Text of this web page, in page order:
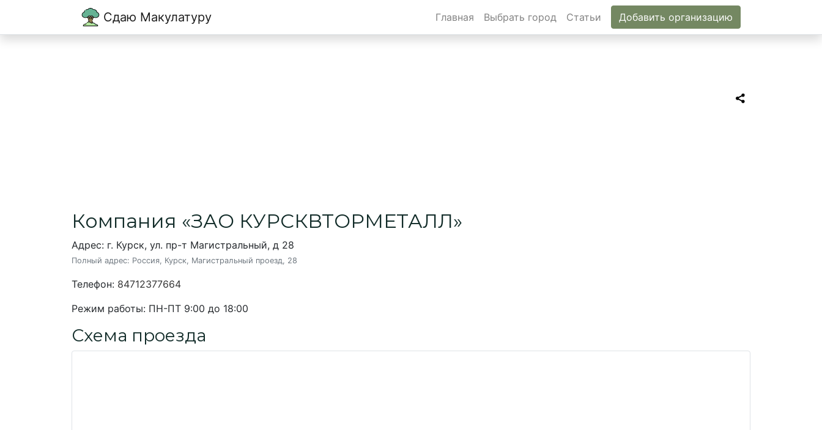
Сдаю Макулатуру Главная Выбрать город Статьи Добавить организацию
Компания «ЗАО КУРСКВТОРМЕТАЛЛ»
Адрес: г. Курск, ул. пр-т Магистральный, д 28
Полный адрес: Россия, Курск, Магистральный проезд, 28
Телефон: 84712377664
Режим работы: ПН-ПТ 9:00 до 18:00
Схема проезда